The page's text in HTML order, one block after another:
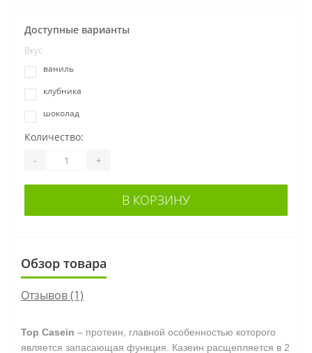
Доступные варианты
Вкус
ваниль
клубника
шоколад
Количество:
- +
В КОРЗИНУ
Обзор товара
Отзывов (1)
Top Casein – протеин, главной особенностью которого
является запасающая функция. Казеин расщепляется в 2